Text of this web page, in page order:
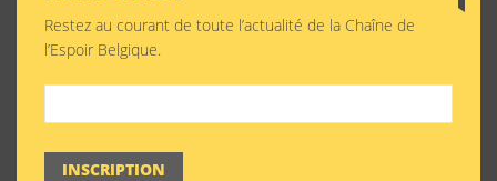
Restez au courant de toute l’actualité de la Chaîne de
l’Espoir Belgique.
INSCRIPTION